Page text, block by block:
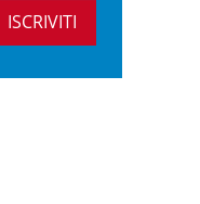
ISCRIVITI